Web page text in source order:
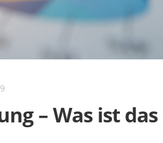
– Was ist